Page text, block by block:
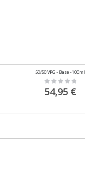
50/50 VPG - Base - 100ml
Rating:
0%
54,95 €